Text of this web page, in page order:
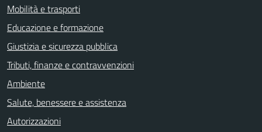
Mobilità e trasporti
Educazione e formazione
Giustizia e sicurezza pubblica
Tributi, finanze e contravvenzioni
Ambiente
Salute, benessere e assistenza
Autorizzazioni